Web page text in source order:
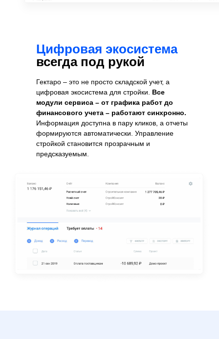
Гектаро – это не просто складской учет, а
цифровая экосистема для стройки. Все
модули сервиса – от графика работ до
финансового учета – работают синхронно.
Информация доступна в пару кликов, а отчеты
формируются автоматически. Управление
стройкой становится прозрачным и
предсказуемым.
Цифровая экосистема
всегда под рукой